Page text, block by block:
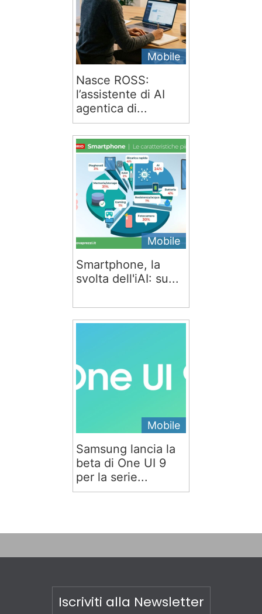
Mobile
Nasce ROSS:
l’assistente di AI
agentica di...
Mobile
Smartphone, la
svolta dell'iAI: su...
Mobile
Samsung lancia la
beta di One UI 9
per la serie...
Iscriviti alla Newsletter